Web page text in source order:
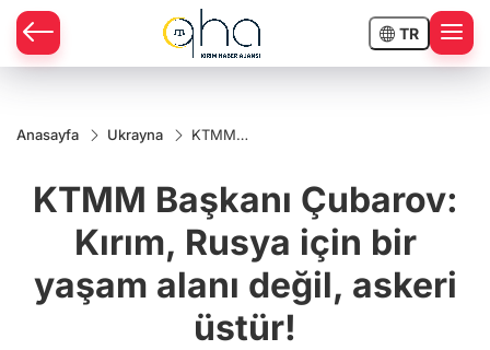
TR
Anasayfa Ukrayna
KTMM
Kırım,
Rusya
için bir
yaşam
alanı
değil,
askeri
üstür!
KTMM Başkanı Çubarov:
Kırım, Rusya için bir
yaşam alanı değil, askeri
üstür!